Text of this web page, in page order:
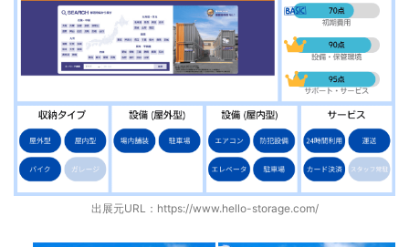
出展元URL： https://www.hello-storage.com/